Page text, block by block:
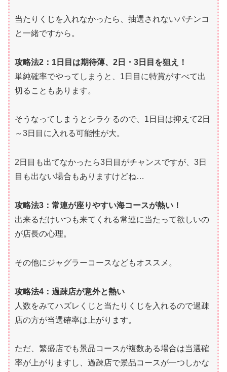
当たりくじを入れなかったら、抽選されないパチンコ
と一緒ですから。
攻略法2：1日目は期待薄、2日・3日目を狙え！
単純確率でやってしまうと、1日目に特賞がすべて出
切ることもあります。
そうなってしまうとシラケるので、1日目は抑えて2日
～3日目に入れる可能性が大。
2日目も出てなかったら3日目がチャンスですが、3日
目も出ない場合もありますけどね…
攻略法3：常連が座りやすい海コースが熱い！
出来るだけいつも来てくれる常連に当たって欲しいの
が店長の心理。
その他にジャグラーコースなどもオススメ。
攻略法4：過疎店が意外と熱い
人数をみてハズレくじと当たりくじを入れるので過疎
店の方が当選確率は上がります。
ただ、繁盛店でも景品コースが複数ある場合は当選確
率が上がりますし、過疎店で景品コースが一つしかな